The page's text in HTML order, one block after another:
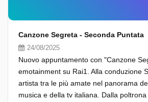
Canzone Segreta - Seconda Puntata
24/08/2025
Nuovo appuntamento con "Canzone
emotainment su Rai1. Alla conduzione
artista tra le più amate nel panorama
musica e della tv italiana. Dalla